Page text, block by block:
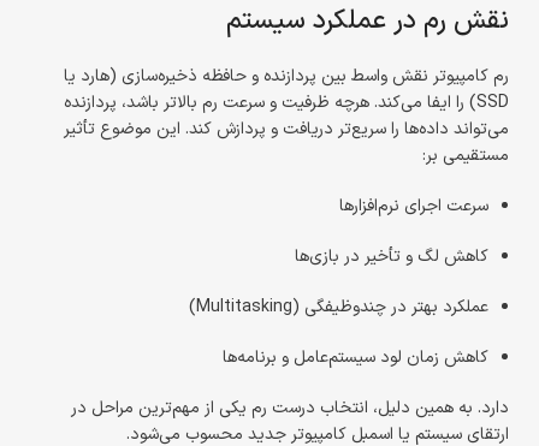
نقش رم در عملکرد سیستم
رم کامپیوتر نقش واسط بین پردازنده و حافظه ذخیره‌سازی (هارد یا
SSD) را ایفا می‌کند. هرچه ظرفیت و سرعت رم بالاتر باشد، پردازنده
می‌تواند داده‌ها را سریع‌تر دریافت و پردازش کند. این موضوع تأثیر
مستقیمی بر:
سرعت اجرای نرم‌افزارها
کاهش لگ و تأخیر در بازی‌ها
عملکرد بهتر در چندوظیفگی (Multitasking)
کاهش زمان لود سیستم‌عامل و برنامه‌ها
دارد. به همین دلیل، انتخاب درست رم یکی از مهم‌ترین مراحل در
ارتقای سیستم یا اسمبل کامپیوتر جدید محسوب می‌شود.